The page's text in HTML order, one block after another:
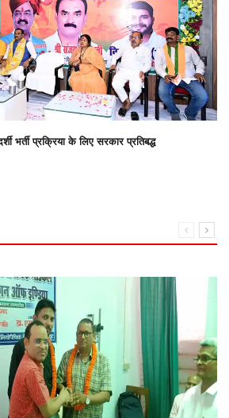
भर्ती प्रक्रिया के लिए सरकार प्रतिबद्ध